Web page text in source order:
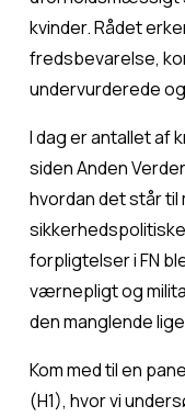
kvinder. Rådet
fredsbevarelse,
undervurderede
I dag er antallet af
siden Anden
hvordan det står til
forpligtelser i FN
værnepligt og
den manglende
Kom med til en
(H1), hvor vi